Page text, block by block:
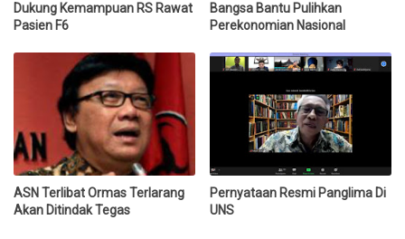
Dukung Kemampuan RS Rawat
Pasien F6
Bangsa Bantu Pulihkan
Perekonomian Nasional
ASN Terlibat Ormas Terlarang
Akan Ditindak Tegas
Pernyataan Resmi Panglima Di
UNS